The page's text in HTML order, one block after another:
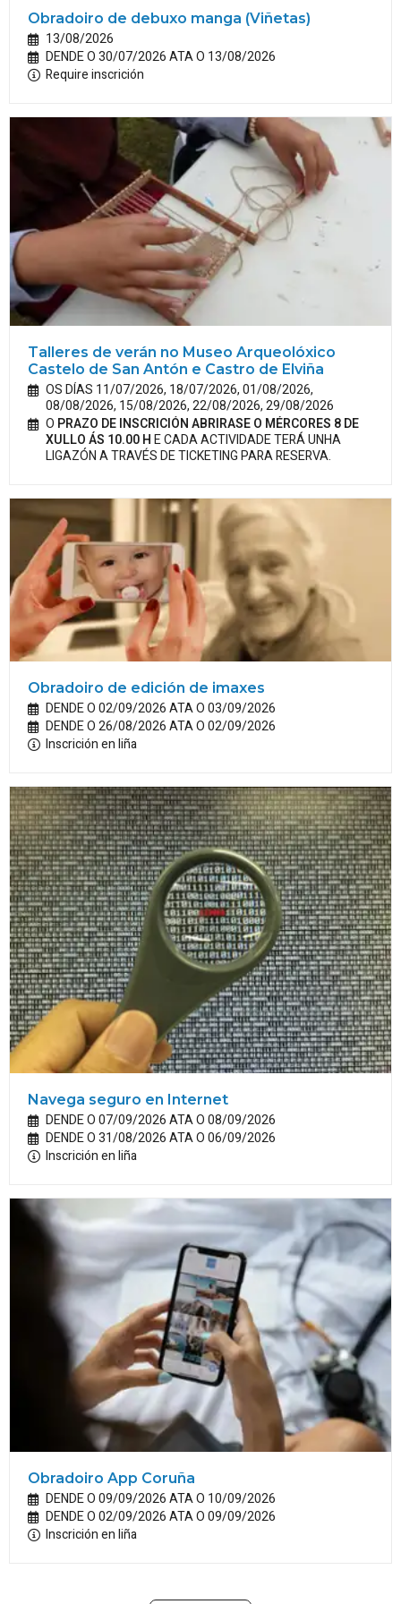
Obradoiro de debuxo manga (Viñetas)
13/08/2026
DENDE O 30/07/2026 ATA O 13/08/2026
Require inscrición
Talleres de verán no Museo Arqueolóxico
Castelo de San Antón e Castro de Elviña
OS DÍAS 11/07/2026, 18/07/2026, 01/08/2026,
08/08/2026, 15/08/2026, 22/08/2026, 29/08/2026
O PRAZO DE INSCRICIÓN ABRIRASE O MÉRCORES 8 DE
XULLO ÁS 10.00 HE CADA ACTIVIDADE TERÁ UNHA
LIGAZÓN A TRAVÉS DE TICKETING PARA RESERVA.
Obradoiro de edición de imaxes
DENDE O 02/09/2026 ATA O 03/09/2026
DENDE O 26/08/2026 ATA O 02/09/2026
Inscrición en liña
Navega seguro en Internet
DENDE O 07/09/2026 ATA O 08/09/2026
DENDE O 31/08/2026 ATA O 06/09/2026
Inscrición en liña
Obradoiro App Coruña
DENDE O 09/09/2026 ATA O 10/09/2026
DENDE O 02/09/2026 ATA O 09/09/2026
Inscrición en liña